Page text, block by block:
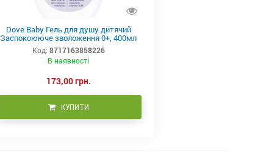
Dove Baby Гель для душу дитячий
Заспокоююче зволоження 0+, 400мл
Код: 8717163858226
В наявності
173,00 грн.
КУПИТИ